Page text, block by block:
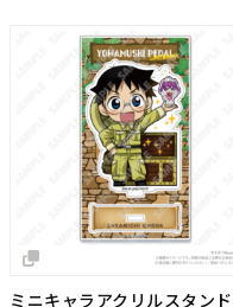
ミニキャラアクリルスタン